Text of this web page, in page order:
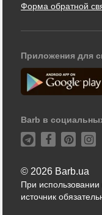
Форма обратной
Приложения для
Barb в
© 2026 Barb.ua
При
источник